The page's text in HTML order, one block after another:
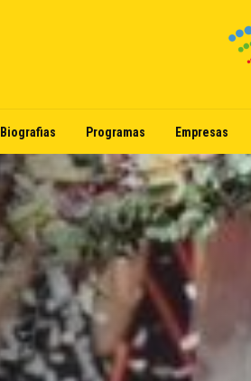
Biografias Programas Empresas